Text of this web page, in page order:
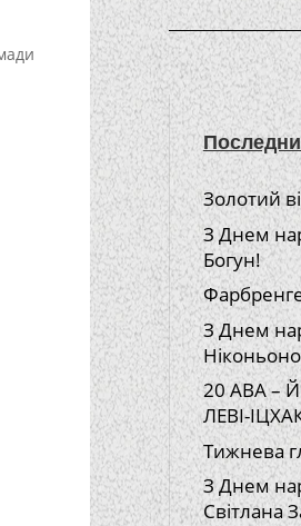
Золотий
З Днем
Богун!
З Днем
20 АВА –
ЛЕВІ-
Тижнева
З Днем
Світлана